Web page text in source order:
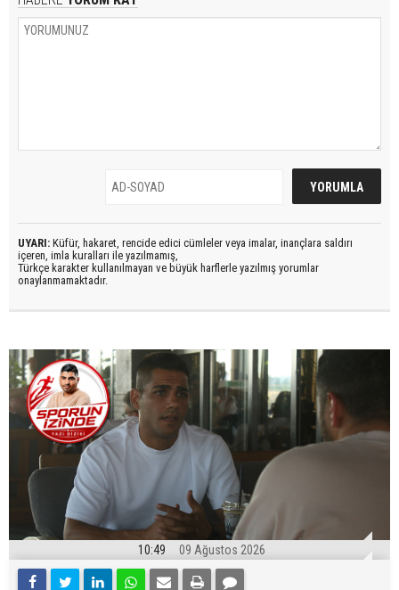
UYARI: Küfür, hakaret, rencide edici cümleler veya imalar, inançlara saldırı
içeren, imla kuralları ile yazılmamış,
Türkçe karakter kullanılmayan ve büyük harflerle yazılmış yorumlar
onaylanmamaktadır.
10:49 09 Ağustos 2026